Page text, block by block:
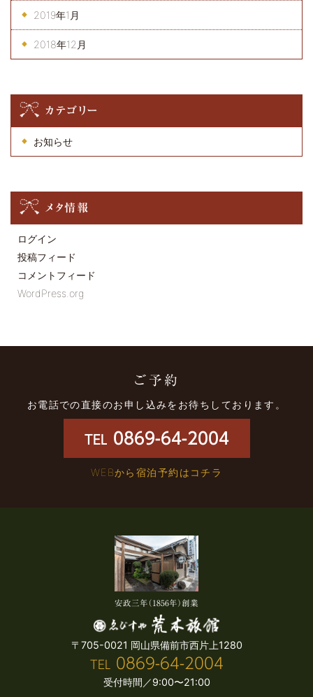
2019年1月
2018年12月
カテゴリー
お知らせ
メタ情報
ログイン
投稿フィード
コメントフィード
WordPress.org
ご予約
お電話での直接のお申し込みをお待ちしております。
TEL 0869-64-2004
WEBから宿泊予約はコチラ
安政三年（1856年）創業
〒705-0021 岡山県備前市西片上1280
TEL
0869-64-2004
受付時間／9:00〜21:00